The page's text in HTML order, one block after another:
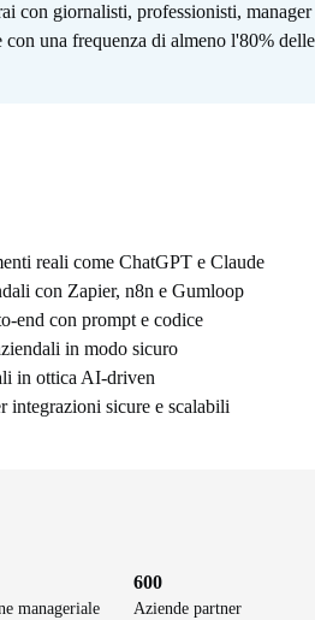
con giornalisti, professionisti, manager
una frequenza di almeno l'80%
reali come ChatGPT e Claude
con Zapier, n8n e Gumloop
end con prompt e codice
in modo sicuro
in ottica AI-driven
sicure e scalabili
manageriale
600
Aziende partner